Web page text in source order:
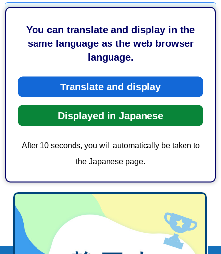
You can translate and display in the
same language as the web browser
language.
Translate and display
Displayed in Japanese
After 10 seconds, you will automatically be taken to
the Japanese page.
見をお聞かせください
このページの情報は役に立ちましたか？
3：役に立たなかった
このページの情報は見つけやすかったですか？
1：見つけやすかった
2：ふつう
3：見つけにくかった